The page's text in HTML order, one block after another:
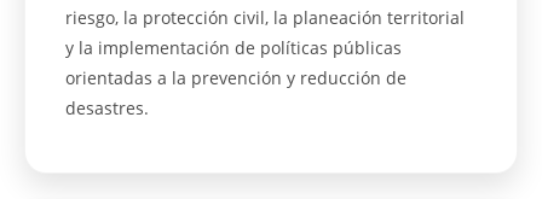
riesgo, la protección civil, la planeación territorial
y la implementación de políticas públicas
orientadas a la prevención y reducción de
desastres.